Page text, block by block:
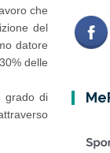
che
del
datore
delle
grado di